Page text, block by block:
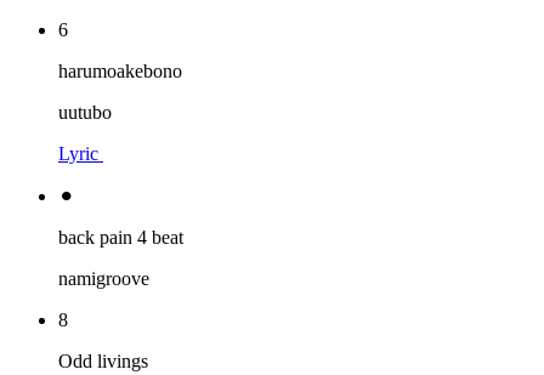
6
harumoakebono
uutubo
Lyric
⚫︎
back pain 4 beat
namigroove
8
Odd livings